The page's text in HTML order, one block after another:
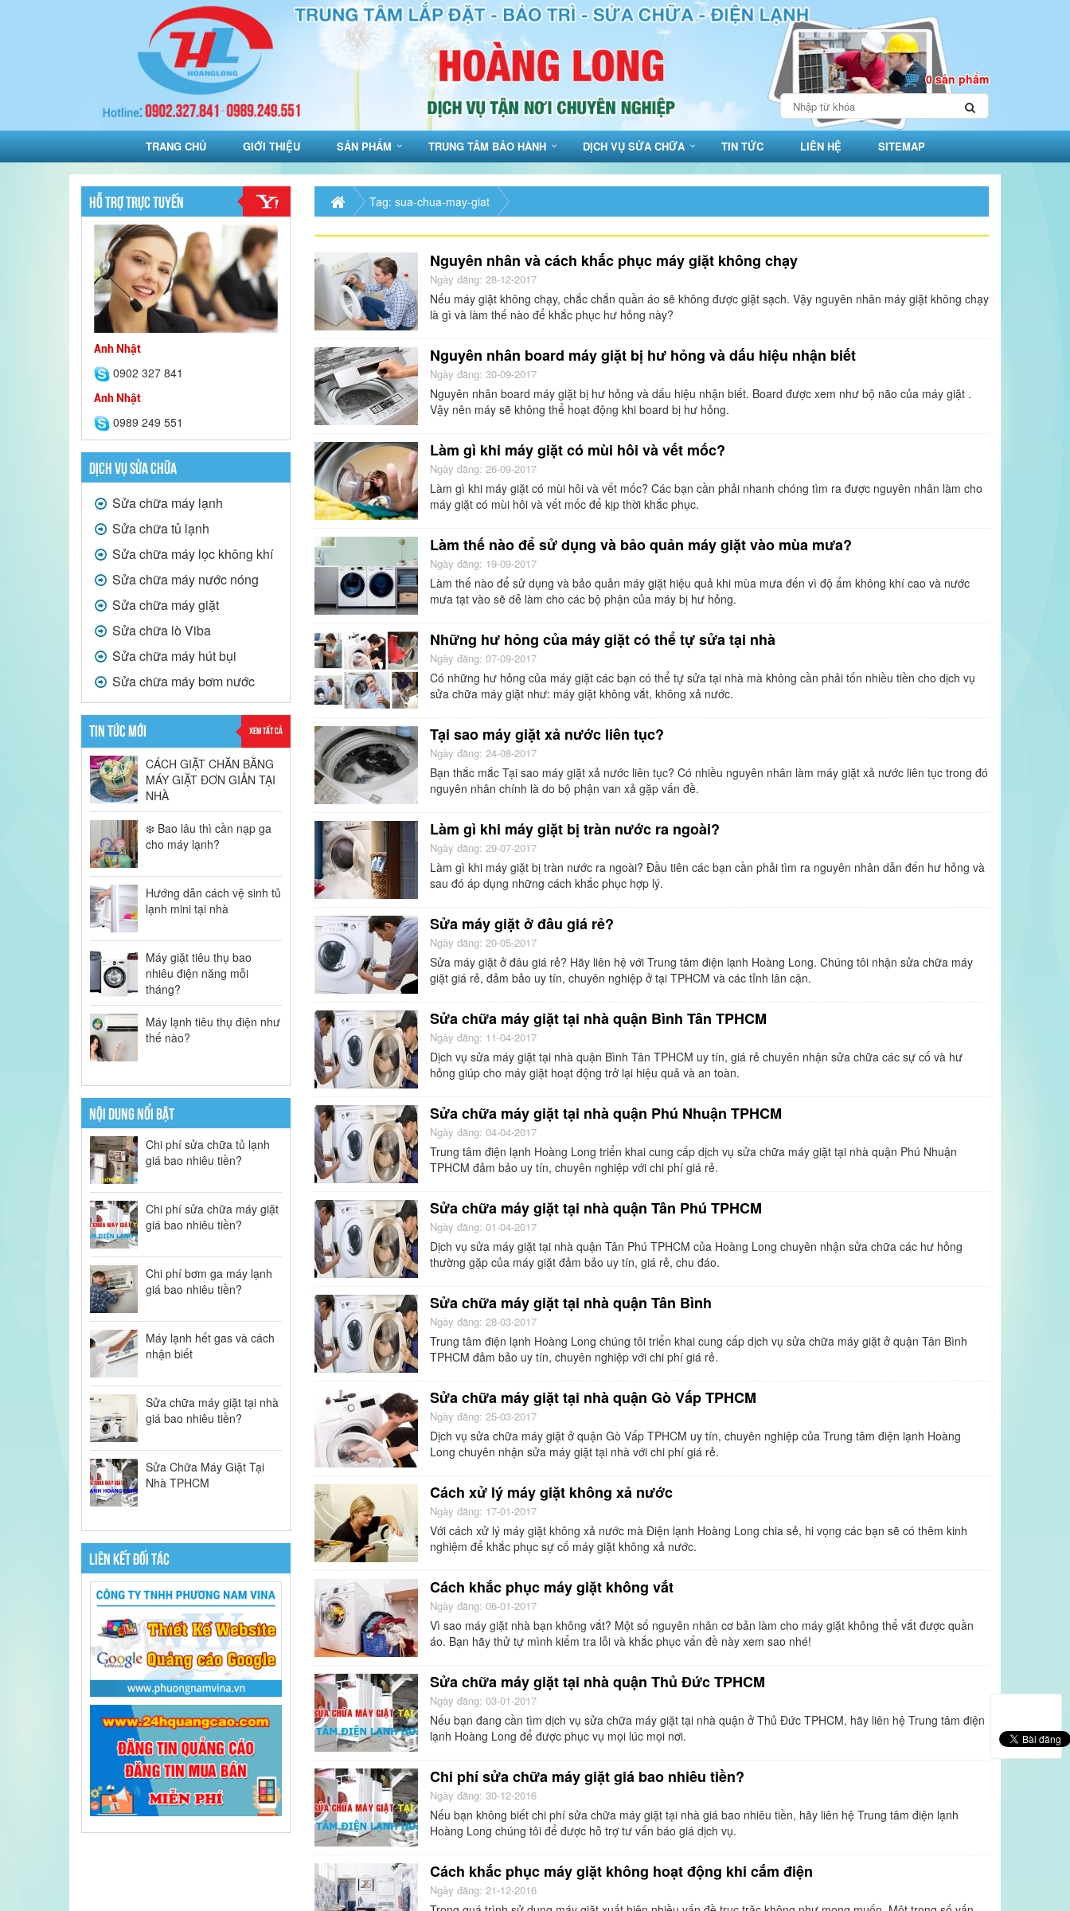
0 sản phẩm
TRANG CHỦ GIỚI THIỆU SẢN PHẨM TRUNG TÂM BẢO HÀNH DỊCH VỤ SỬA CHỮA TIN TỨC LIÊN HỆ SITEMAP
HỖ TRỢ TRỰC TUYẾN
Anh Nhật
0902 327 841
Anh Nhật
0989 249 551
DỊCH VỤ SỬA CHỮA
Sửa chữa máy lạnh
Sửa chữa tủ lạnh
Sửa chữa máy lọc không khí
Sửa chữa máy nước nóng
Sửa chữa máy giặt
Sửa chữa lò Viba
Sửa chữa máy hút bụi
Sửa chữa máy bơm nước
TIN TỨC MỚI XEM TẤT CẢ
CÁCH GIẶT CHĂN BẰNG
MÁY GIẶT ĐƠN GIẢN TẠI
NHÀ
❄️ Bao lâu thì cần nạp ga
cho máy lạnh?
Hướng dẫn cách vệ sinh tủ
lạnh mini tại nhà
Máy giặt tiêu thụ bao
nhiêu điện năng mỗi
tháng?
Máy lạnh tiêu thụ điện như
thế nào?
NỘI DUNG NỔI BẬT
Chi phí sửa chữa tủ lạnh
giá bao nhiêu tiền?
Chi phí sửa chữa máy giặt
giá bao nhiêu tiền?
Chi phí bơm ga máy lạnh
giá bao nhiêu tiền?
Máy lạnh hết gas và cách
nhận biết
Sửa chữa máy giặt tại nhà
giá bao nhiêu tiền?
Sửa Chữa Máy Giặt Tại
Nhà TPHCM
LIÊN KẾT ĐỐI TÁC
Tag: sua-chua-may-giat
Nguyên nhân và cách khắc phục máy giặt không chạy
Ngày đăng: 28-12-2017
Nếu máy giặt không chạy, chắc chắn quần áo sẽ không được giặt sạch. Vậy nguyên nhân máy giặt không chạy
là gì và làm thế nào để khắc phục hư hỏng này?
Nguyên nhân board máy giặt bị hư hỏng và dấu hiệu nhận biết
Ngày đăng: 30-09-2017
Nguyên nhân board máy giặt bị hư hỏng và dấu hiệu nhận biết. Board được xem như bộ não của máy giặt .
Vậy nên máy sẽ không thể hoạt động khi board bị hư hỏng.
Làm gì khi máy giặt có mùi hôi và vết mốc?
Ngày đăng: 26-09-2017
Làm gì khi máy giặt có mùi hôi và vết mốc? Các bạn cần phải nhanh chóng tìm ra được nguyên nhân làm cho
máy giặt có mùi hôi và vết mốc để kịp thời khắc phục.
Làm thế nào để sử dụng và bảo quản máy giặt vào mùa mưa?
Ngày đăng: 19-09-2017
Làm thế nào để sử dụng và bảo quản máy giặt hiệu quả khi mùa mưa đến vì độ ẩm không khí cao và nước
mưa tạt vào sẽ dễ làm cho các bộ phận của máy bị hư hỏng.
Những hư hỏng của máy giặt có thể tự sửa tại nhà
Ngày đăng: 07-09-2017
Có những hư hỏng của máy giặt các bạn có thể tự sửa tại nhà mà không cần phải tốn nhiều tiền cho dịch vụ
sửa chữa máy giặt như: máy giặt không vắt, không xả nước.
Tại sao máy giặt xả nước liên tục?
Ngày đăng: 24-08-2017
Bạn thắc mắc Tại sao máy giặt xả nước liên tục? Có nhiều nguyên nhân làm máy giặt xả nước liên tục trong đó
nguyên nhân chính là do bộ phận van xả gặp vấn đề.
Làm gì khi máy giặt bị tràn nước ra ngoài?
Ngày đăng: 29-07-2017
Làm gì khi máy giặt bị tràn nước ra ngoài? Đầu tiên các bạn cần phải tìm ra nguyên nhân dẫn đến hư hỏng và
sau đó áp dụng những cách khắc phục hợp lý.
Sửa máy giặt ở đâu giá rẻ?
Ngày đăng: 20-05-2017
Sửa máy giặt ở đâu giá rẻ? Hãy liên hệ với Trung tâm điện lạnh Hoàng Long. Chúng tôi nhận sửa chữa máy
giặt giá rẻ, đảm bảo uy tín, chuyên nghiệp ở tại TPHCM và các tỉnh lân cận.
Sửa chữa máy giặt tại nhà quận Bình Tân TPHCM
Ngày đăng: 11-04-2017
Dịch vụ sửa máy giặt tại nhà quận Bình Tân TPHCM uy tín, giá rẻ chuyên nhận sửa chữa các sự cố và hư
hỏng giúp cho máy giặt hoạt động trở lại hiệu quả và an toàn.
Sửa chữa máy giặt tại nhà quận Phú Nhuận TPHCM
Ngày đăng: 04-04-2017
Trung tâm điện lạnh Hoàng Long triển khai cung cấp dịch vụ sửa chữa máy giặt tại nhà quận Phú Nhuận
TPHCM đảm bảo uy tín, chuyên nghiệp với chi phí giá rẻ.
Sửa chữa máy giặt tại nhà quận Tân Phú TPHCM
Ngày đăng: 01-04-2017
Dịch vụ sửa máy giặt tại nhà quận Tân Phú TPHCM của Hoàng Long chuyên nhận sửa chữa các hư hỏng
thường gặp của máy giặt đảm bảo uy tín, giá rẻ, chu đáo.
Sửa chữa máy giặt tại nhà quận Tân Bình
Ngày đăng: 28-03-2017
Trung tâm điện lạnh Hoàng Long chúng tôi triển khai cung cấp dịch vụ sửa chữa máy giặt ở quận Tân Bình
TPHCM đảm bảo uy tín, chuyên nghiệp với chi phí giá rẻ.
Sửa chữa máy giặt tại nhà quận Gò Vấp TPHCM
Ngày đăng: 25-03-2017
Dịch vụ sửa chữa máy giặt ở quận Gò Vấp TPHCM uy tín, chuyên nghiệp của Trung tâm điện lạnh Hoàng
Long chuyên nhận sửa máy giặt tại nhà với chi phí giá rẻ.
Cách xử lý máy giặt không xả nước
Ngày đăng: 17-01-2017
Với cách xử lý máy giặt không xả nước mà Điện lạnh Hoàng Long chia sẻ, hi vọng các bạn sẽ có thêm kinh
nghiệm để khắc phục sự cố máy giặt không xả nước.
Cách khắc phục máy giặt không vắt
Ngày đăng: 06-01-2017
Vì sao máy giặt nhà bạn không vắt? Một số nguyên nhân cơ bản làm cho máy giặt không thể vắt được quần
áo. Bạn hãy thử tự mình kiểm tra lỗi và khắc phục vấn đề này xem sao nhé!
Sửa chữa máy giặt tại nhà quận Thủ Đức TPHCM
Ngày đăng: 03-01-2017
Nếu bạn đang cần tìm dịch vụ sửa chữa máy giặt tại nhà quận ở Thủ Đức TPHCM, hãy liên hệ Trung tâm điện
lạnh Hoàng Long để được phục vụ mọi lúc mọi nơi.
Chi phí sửa chữa máy giặt giá bao nhiêu tiền?
Ngày đăng: 30-12-2016
Nếu bạn không biết chi phí sửa chữa máy giặt tại nhà giá bao nhiêu tiền, hãy liên hệ Trung tâm điện lạnh
Hoàng Long chúng tôi để được hỗ trợ tư vấn báo giá dịch vụ.
Cách khắc phục máy giặt không hoạt động khi cắm điện
Ngày đăng: 21-12-2016